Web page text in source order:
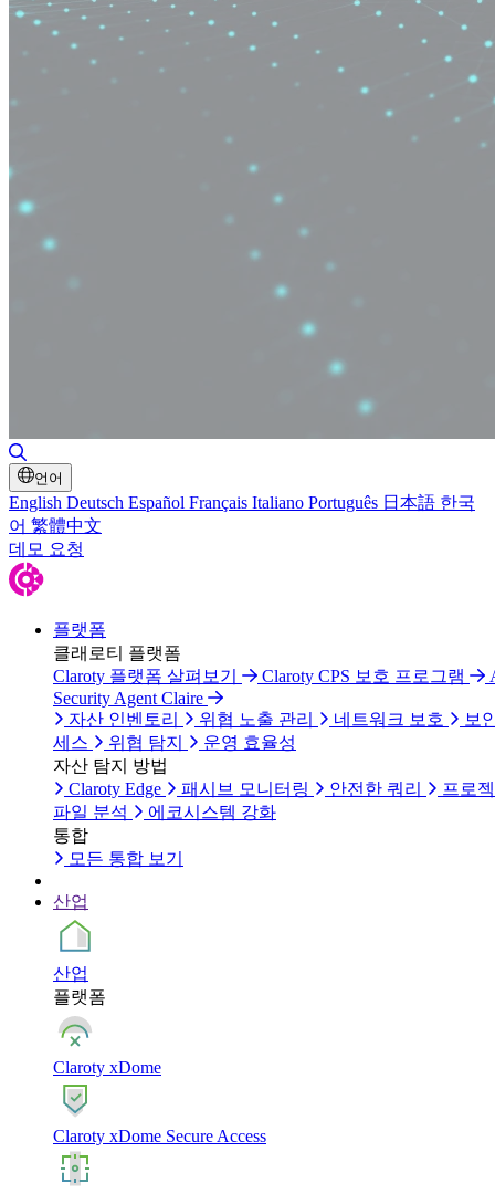
언어
English Deutsch Español Français Italiano Português 日本語 한국
어 繁體中文
데모 요청
플랫폼
클래로티 플랫폼
Claroty 플랫폼 살펴보기
Claroty CPS 보호 프로그램
Security Agent Claire
자산 인벤토리
위협 노출 관리 네트워크 보호
보
세스
위협 탐지
운영 효율성
자산 탐지 방법
Claroty Edge
패시브 모니터링 안전한 쿼리
프로
파일 분석
에코시스템 강화
통합
모든 통합 보기
산업
산업
플랫폼
Claroty xDome
Claroty xDome Secure Access